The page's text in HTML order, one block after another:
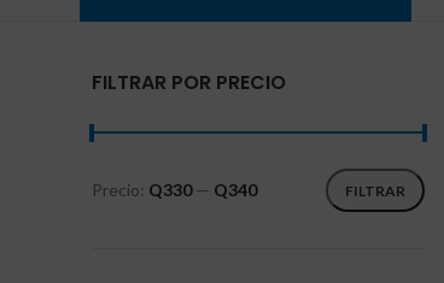
FILTRAR POR PRECIO
FILTRAR
Precio: Q330— Q340